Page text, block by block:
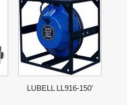
LUBELL LL916-150′